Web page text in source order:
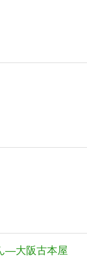
―大阪古本屋